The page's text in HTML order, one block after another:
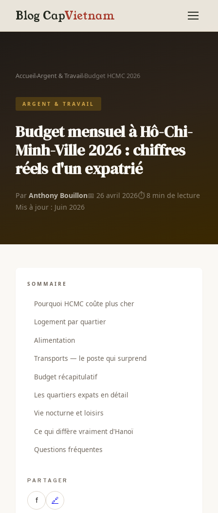
Blog CapVietnam
Accueil›Argent & Travail›Budget HCMC 2026
ARGENT & TRAVAIL
Budget mensuel à Hô-Chi-
Minh-Ville 2026 : chiffres
réels d'un expatrié
Par Anthony Bouillon📅 26 avril 2026⏱ 8 min de lecture
Mis à jour : Juin 2026
SOMMAIRE
Pourquoi HCMC coûte plus cher
Logement par quartier
Alimentation
Transports — le poste qui surprend
Budget récapitulatif
Les quartiers expats en détail
Vie nocturne et loisirs
Ce qui diffère vraiment d'Hanoï
Questions fréquentes
PARTAGER
f 🔗